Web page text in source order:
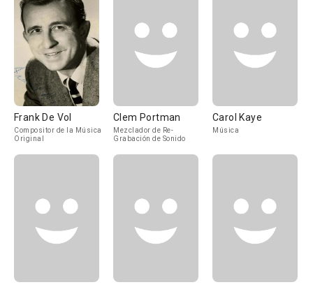
Frank De Vol
Compositor de la Música
Original
Clem Portman
Mezclador de Re-
Grabación de Sonido
Carol Kaye
Música